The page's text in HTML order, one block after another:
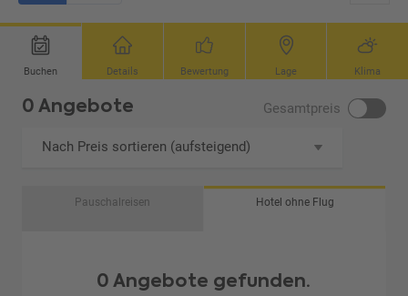
Buchen Details Bewertung Lage Klima
0 Angebote Gesamtpreis
Nach Preis sortieren (aufsteigend)
Pauschalreisen Hotel ohne Flug
0 Angebote gefunden.